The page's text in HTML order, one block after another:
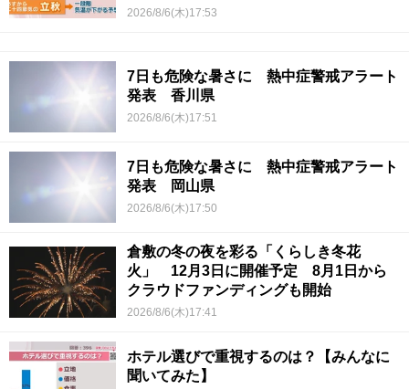
2026/8/6(木)17:53
7日も危険な暑さに 熱中症警戒アラート
発表 香川県
2026/8/6(木)17:51
7日も危険な暑さに 熱中症警戒アラート
発表 岡山県
2026/8/6(木)17:50
倉敷の冬の夜を彩る「くらしき冬花
火」 12月3日に開催予定 8月1日から
クラウドファンディングも開始
2026/8/6(木)17:41
ホテル選びで重視するのは？【みんなに
聞いてみた】